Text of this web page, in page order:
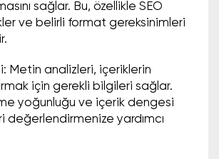
sağlar. Bu, özellikle SEO
ve belirli format gereksinimleri
Metin analizleri, içeriklerin
için gerekli bilgileri sağlar.
yoğunluğu ve içerik dengesi
değerlendirmenize yardımcı